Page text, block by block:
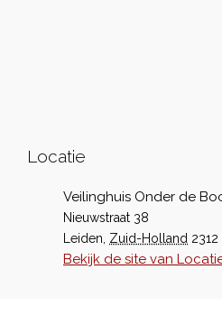
Locatie
Veilinghuis Onder de
Nieuwstraat 38
Leiden Zuid-Holland 2312
Bekijk de site van